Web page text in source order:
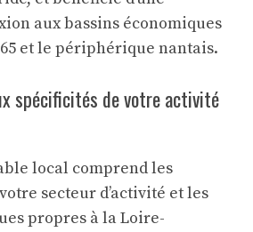
aux bassins économiques
et le périphérique nantais.
spécificités de votre activité
local comprend les
secteur d’activité et les
propres à la Loire-